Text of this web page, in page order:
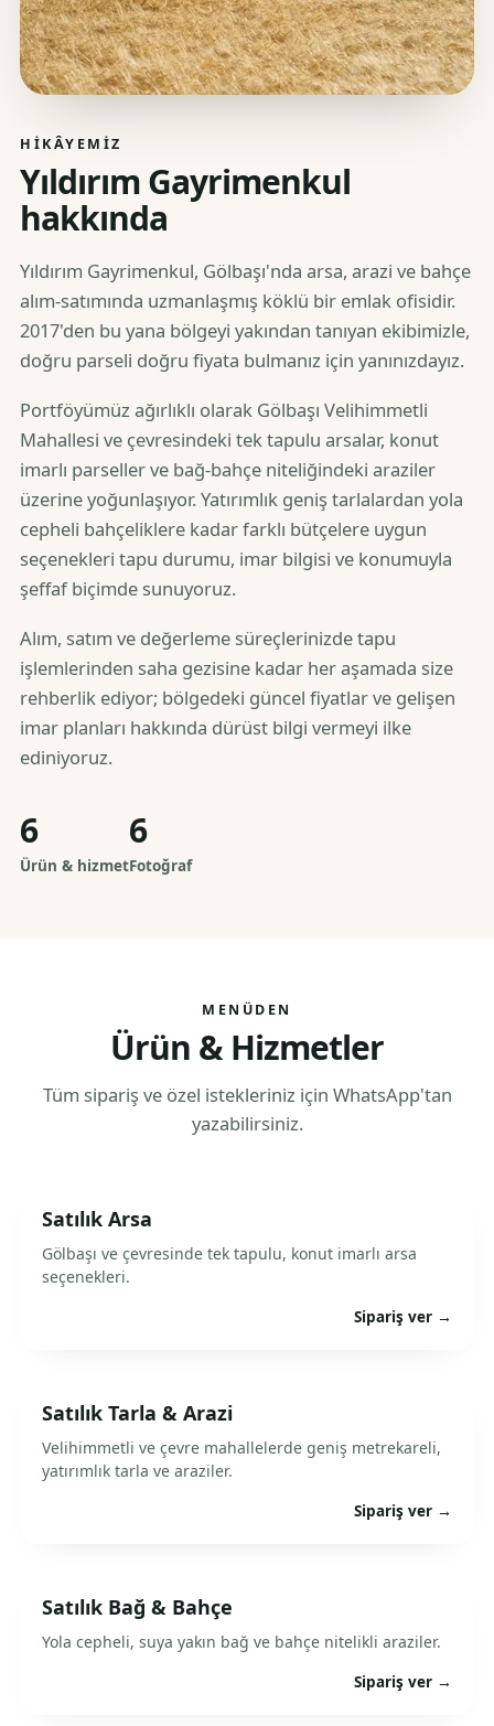
HIKÂYEMIZ
Yıldırım Gayrimenkul
hakkında
Yıldırım Gayrimenkul, Gölbaşı'nda arsa, arazi ve bahçe
alım-satımında uzmanlaşmış köklü bir emlak ofisidir.
2017'den bu yana bölgeyi yakından tanıyan ekibimizle,
doğru parseli doğru fiyata bulmanız için yanınızdayız.
Portföyümüz ağırlıklı olarak Gölbaşı Velihimmetli
Mahallesi ve çevresindeki tek tapulu arsalar, konut
imarlı parseller ve bağ-bahçe niteliğindeki araziler
üzerine yoğunlaşıyor. Yatırımlık geniş tarlalardan yola
cepheli bahçeliklere kadar farklı bütçelere uygun
seçenekleri tapu durumu, imar bilgisi ve konumuyla
şeffaf biçimde sunuyoruz.
Alım, satım ve değerleme süreçlerinizde tapu
işlemlerinden saha gezisine kadar her aşamada size
rehberlik ediyor; bölgedeki güncel fiyatlar ve gelişen
imar planları hakkında dürüst bilgi vermeyi ilke
ediniyoruz.
6
Ürün & hizmet
6
Fotoğraf
MENÜDEN
Ürün & Hizmetler
Tüm sipariş ve özel istekleriniz için WhatsApp'tan
yazabilirsiniz.
Satılık Arsa
Gölbaşı ve çevresinde tek tapulu, konut imarlı arsa
seçenekleri.
Sipariş ver →
Satılık Tarla & Arazi
Velihimmetli ve çevre mahallelerde geniş metrekareli,
yatırımlık tarla ve araziler.
Sipariş ver →
Satılık Bağ & Bahçe
Yola cepheli, suya yakın bağ ve bahçe nitelikli araziler.
Sipariş ver →